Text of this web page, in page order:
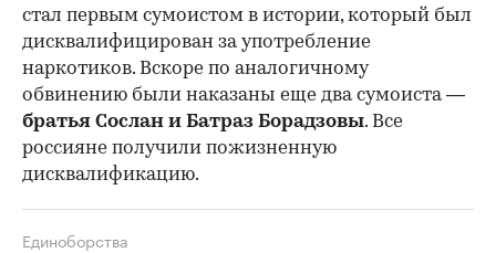
стал первым сумоистом в истории, который был
дисквалифицирован за употребление
наркотиков. Вскоре по аналогичному
обвинению были наказаны еще два сумоиста —
братья Сослан и Батраз Борадзовы. Все
россияне получили пожизненную
дисквалификацию.
Единоборства